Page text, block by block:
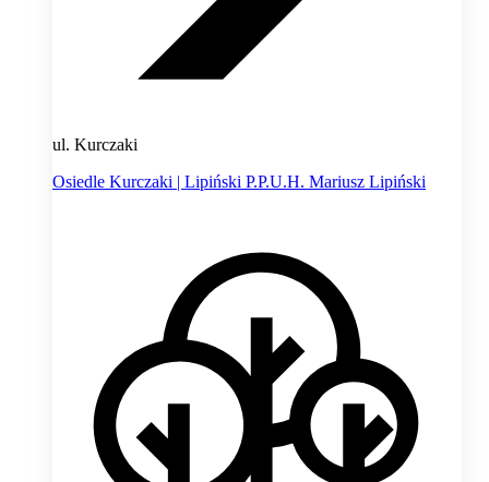
ul. Kurczaki
Osiedle Kurczaki | Lipiński P.P.U.H. Mariusz Lipiński